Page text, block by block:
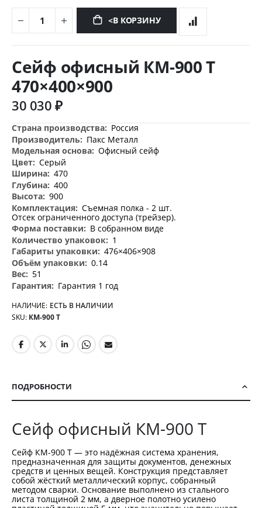
<В КОРЗИНУ
началу
изображений
Сейф офисный КМ-900 Т
470×400×900
30 030 ₽
Дополнительная
информация
Россия
Пакс Металл
Офисный сейф
Серый
470
400
900
Съемная полка - 2 шт.
Отсек ограниченного доступа (трейзер).
В собранном виде
1
476×406×908
0.14
51
Гарантия 1 год
НАЛИЧИЕ: ЕСТЬ В НАЛИЧИИ
SKU КМ-900 Т
ПОДРОБНОСТИ
Сейф офисный КМ-900 Т
Сейф КМ-900 Т — это надёжная система хранения,
предназначенная для защиты документов, денежных
средств и ценных вещей. Конструкция представляет
собой жёсткий металлический корпус, собранный
методом сварки. Основание выполнено из стального
листа толщиной 2 мм, а дверное полотно усилено